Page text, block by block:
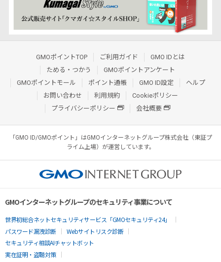
GMOポイントTOP ご利用ガイド
GMO IDとは
ためる・つかう
GMOポイントアンケート
GMOポイントモール
ポイント通帳 GMO ID設定
ヘルプ
お問い合わせ
利用規約
Cookieポリシー
プライバシーポリシー
会社概要
「GMO ID/GMOポイント」はGMOインターネットグループ株式会社（東証プ
ライム上場）が運営しています。
GMOインターネットグループのセキュリティ事業について
世界初総合ネットセキュリティサービス「GMOセキュリティ24」
パスワード漏洩診断
Webサイトリスク診断
セキュリティ相談AIチャットボット
実在証明・盗聴対策